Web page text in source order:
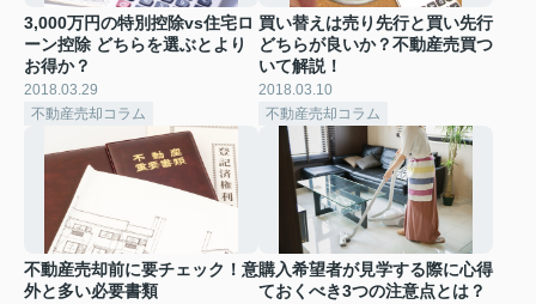
3,000万円の特別控除vs住宅ロ
ーン控除 どちらを選ぶとより
お得か？
2018.03.29
不動産売却コラム
買い替えは売り先行と買い先行
どちらが良いか？不動産売買つ
いて解説！
2018.03.10
不動産売却コラム
不動産売却前に要チェック！意
外と多い必要書類
購入希望者が見学する際に心得
ておくべき3つの注意点とは？